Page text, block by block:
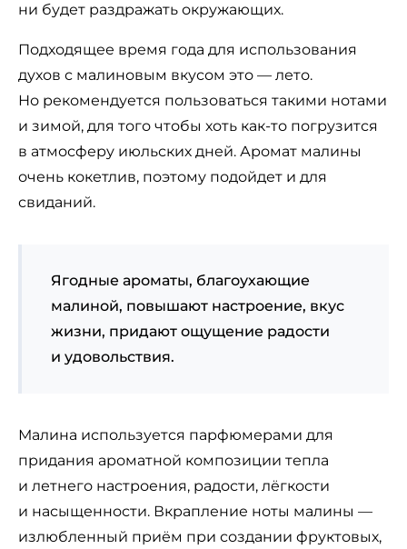
ни будет раздражать окружающих.
Подходящее время года для использования
духов с малиновым вкусом это — лето.
Но рекомендуется пользоваться такими нотами
и зимой, для того чтобы хоть как-то погрузится
в атмосферу июльских дней. Аромат малины
очень кокетлив, поэтому подойдет и для
свиданий.
Ягодные ароматы, благоухающие
малиной, повышают настроение, вкус
жизни, придают ощущение радости
и удовольствия.
Малина используется парфюмерами для
придания ароматной композиции тепла
и летнего настроения, радости, лёгкости
и насыщенности. Вкрапление ноты малины —
излюбленный приём при создании фруктовых,